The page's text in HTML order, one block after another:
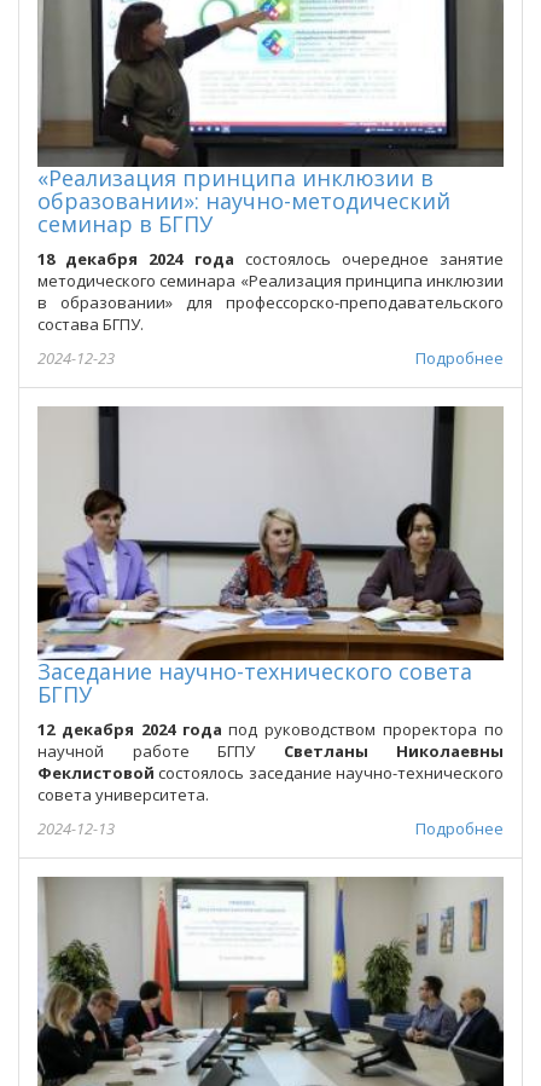
«Реализация принципа инклюзии в
образовании»: научно-методический
семинар в БГПУ
18 декабря 2024 года состоялось очередное занятие
методического семинара «Реализация принципа инклюзии
в образовании» для профессорско-преподавательского
состава БГПУ.
Подробнее
2024-12-23
Заседание научно-технического совета
БГПУ
12 декабря 2024 годапод руководством проректора по
научной работе БГПУ Светланы Николаевны
Феклистовойсостоялось заседание научно-технического
совета университета.
Подробнее
2024-12-13